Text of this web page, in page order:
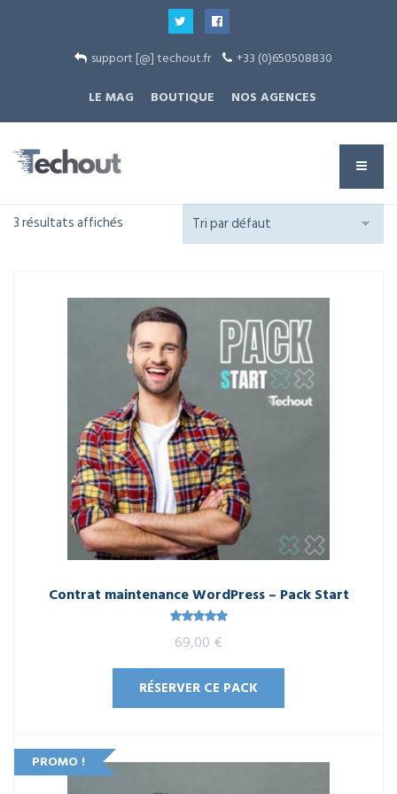
support [@] techout.fr
+33 (0)650508830
LE MAG
BOUTIQUE NOS AGENCES
3 résultats affichés
Contrat maintenance WordPress – Pack Start
Note 5.00
sur 5
69,00 €
RÉSERVER CE PACK
PROMO !